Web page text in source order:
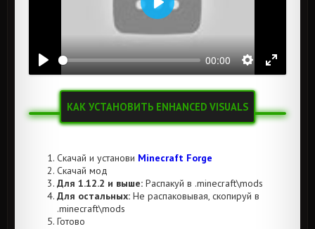
00:00
Воспроизвести
КАК УСТАНОВИТЬ ENHANCED VISUALS
Скачай и установи Minecraft Forge
Скачай мод
Для 1.12.2 и выше: Распакуй в .minecraft\mods
Для остальных: Не распаковывая, скопируй в
.minecraft\mods
Готово